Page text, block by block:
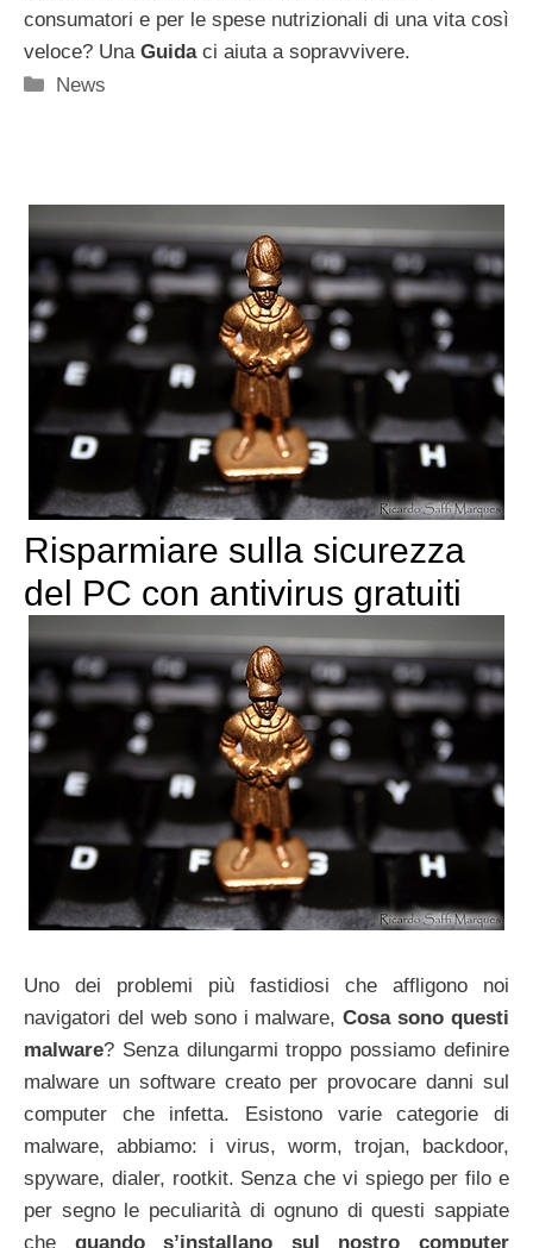
consumatori e per le spese nutrizionali di una vita così
veloce? Una Guidaci aiuta a sopravvivere.
Categorie
News
Risparmiare sulla sicurezza
del PC con antivirus gratuiti
Uno dei problemi più fastidiosi che affligono noi
navigatori del web sono i malware,Cosa sono questi
malware? Senza dilungarmi troppo possiamo definire
malware un software creato per provocare danni sul
computer che infetta. Esistono varie categorie di
malware, abbiamo: i virus, worm, trojan, backdoor,
spyware, dialer, rootkit. Senza che vi spiego per filo e
per segno le peculiarità di ognuno di questi sappiate
che quando s’installano sul nostro computer